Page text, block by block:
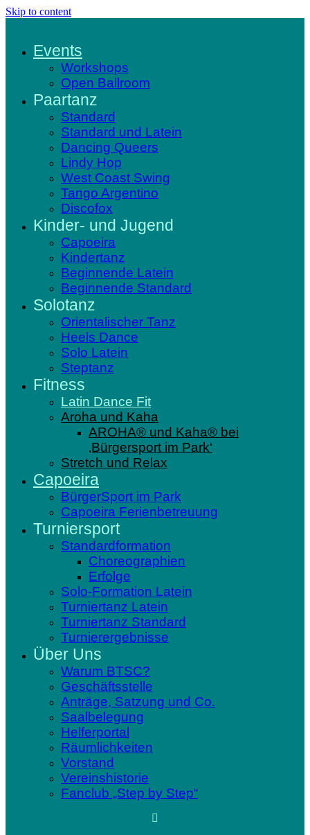
Skip to content
Events
Workshops
Open Ballroom
Paartanz
Standard
Standard und Latein
Dancing Queers
Lindy Hop
West Coast Swing
Tango Argentino
Discofox
Kinder- und Jugend
Capoeira
Kindertanz
Beginnende Latein
Beginnende Standard
Solotanz
Orientalischer Tanz
Heels Dance
Solo Latein
Steptanz
Fitness
Latin Dance Fit
Aroha und Kaha
AROHA® und Kaha® bei
‚Bürgersport im Park‘
Stretch und Relax
Capoeira
BürgerSport im Park
Capoeira Ferienbetreuung
Turniersport
Standardformation
Choreographien
Erfolge
Solo-Formation Latein
Turniertanz Latein
Turniertanz Standard
Turnierergebnisse
Über Uns
Warum BTSC?
Geschäftsstelle
Anträge, Satzung und Co.
Saalbelegung
Helferportal
Räumlichkeiten
Vorstand
Vereinshistorie
Fanclub „Step by Step“